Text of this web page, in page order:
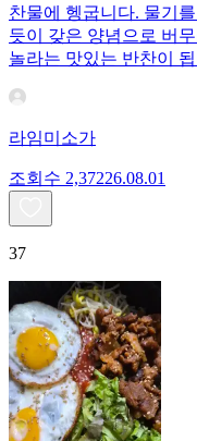
찬물에 헹굽니다. 물기
듯이 갖은 양념으로 버
놀라는 맛있는 반찬이
라임미소가
조회수 2,37226.08.01
37